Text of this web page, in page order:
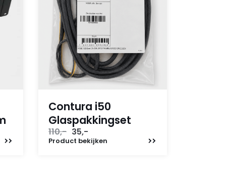
Contura i50
Glaspakkingset
110,- Oorspronkelijke
prijs
35,-
prijs
Product bekijken